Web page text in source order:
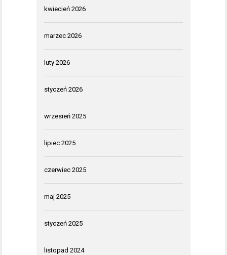
kwiecień 2026
marzec 2026
luty 2026
styczeń 2026
wrzesień 2025
lipiec 2025
czerwiec 2025
maj 2025
styczeń 2025
listopad 2024